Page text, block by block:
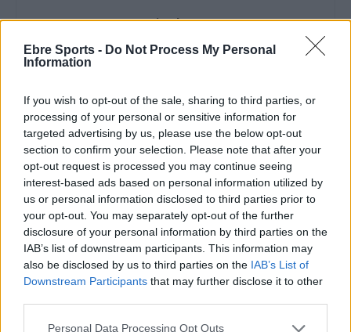
Ebre Sports - Do Not Process My Personal
Information
If you wish to opt-out of the sale, sharing to third parties, or
processing of your personal or sensitive information for
targeted advertising by us, please use the below opt-out
section to confirm your selection. Please note that after your
opt-out request is processed you may continue seeing
interest-based ads based on personal information utilized by
us or personal information disclosed to third parties prior to
your opt-out. You may separately opt-out of the further
disclosure of your personal information by third parties on the
IAB’s list of downstream participants. This information may
also be disclosed by us to third parties on the IAB’s List of
Downstream Participants that may further disclose it to other
Personal Data Processing Opt Outs
Enric Alguero
Bàsquet
El Cantaires amb baixes rep al CB
Viladecans en el tram decisiu de la lliga
maig 9, 2026
Bàsquet
El Cantaires guanya al Serrallo a un rival
directe i recupera les opcions d’ascens
abril 28, 2026
El Bàsquet Morell acaba amb la ratxa